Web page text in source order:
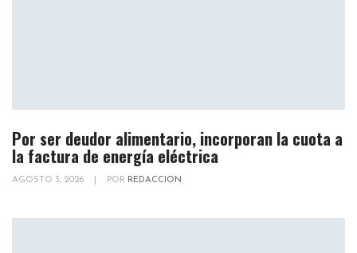
Por ser deudor alimentario, incorporan la cuota a
la factura de energía eléctrica
AGOSTO 3, 2026 POR REDACCION